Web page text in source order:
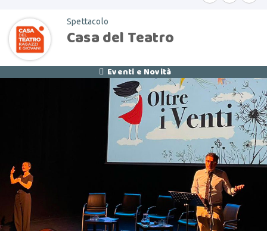
Spettacolo
Casa del Teatro
 Eventi e Novità